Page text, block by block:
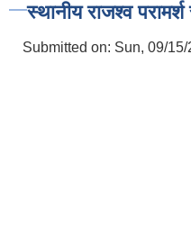
स्थानीय राजश्व
Submitted on: Sun, 09/